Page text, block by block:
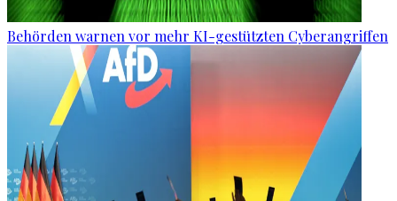
Behörden warnen vor mehr KI-gestützten Cyberangriffen